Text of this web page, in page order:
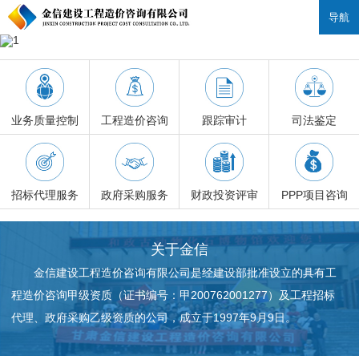
导航
业务质量控制 工程造价咨询 跟踪审计 司法鉴定
招标代理服务 政府采购服务 财政投资评审 PPP项目咨询
关于金信
金信建设工程造价咨询有限公司是经建设部批准设立的具有工
程造价咨询甲级资质（证书编号：甲200762001277）及工程招标
代理、政府采购乙级资质的公司，成立于1997年9月9日。